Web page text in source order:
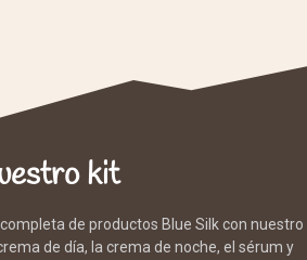
kit
de productos Blue Silk con nuestro
de día, la crema de noche, el sérum y